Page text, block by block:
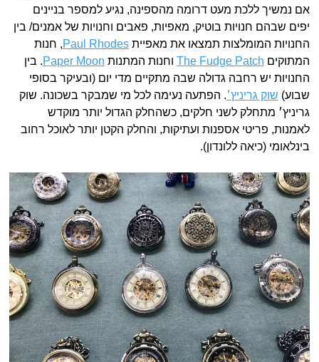
אם נמשיך ללכת מעט דרומה מהספינה, נגיע למספר בניינים
יפים שבהם חנויות בוטיק, מאפיות, פאבים וחנויות של אמנים/ בין
החנויות המומלצות תמצאו את מאפייתPaul Rhodes, חנות
המתוקים The Fudge Patch וחנות המתנות Paper Moon. בין
החנויות יש רחבה גדולה שבה מתקיים מדי יום (ובעיקר בסופי
שבוע) שוק גריניץ׳. הפתעה נעימה לכל מי שמבקר בשכונה. שוק
גריניץ׳ מתחלק לשני חלקים, כשהחלק הגדול יותר מוקדש
לאמנות, פריטי אספנות ועתיקות, והחלק הקטן יותר לאוכל רחוב
בינלאומי (כיאה ללונדון).